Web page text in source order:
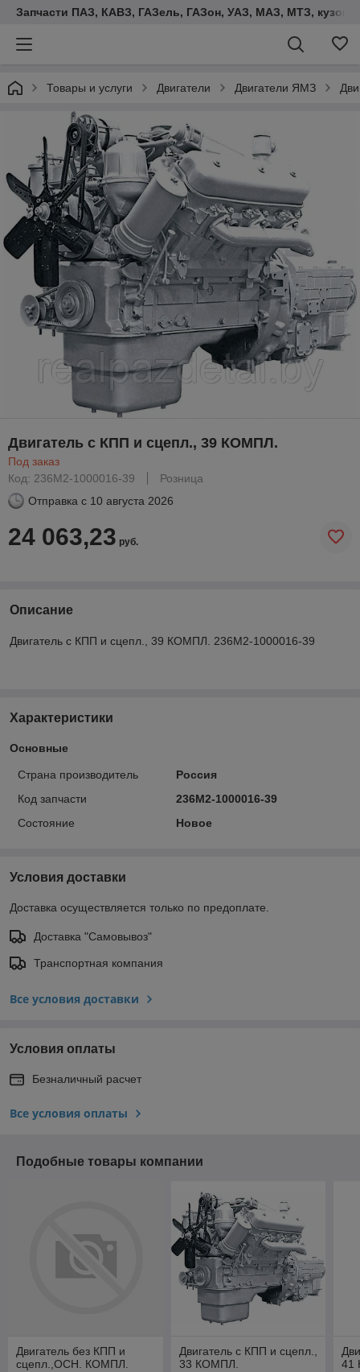
Запчасти ПАЗ, КАВЗ, ГАЗель, ГАЗон, УАЗ, МАЗ, МТЗ,
Товары и услуги Двигатели Двигатели ЯМЗ
Двигатель с КПП и сцепл., 39 КОМПЛ.
Под заказ
Код: 236М2-1000016-39
Розница
Отправка с 10 августа 2026
24 063,23 руб.
Описание
Двигатель с КПП и сцепл., 39 КОМПЛ. 236М2-1000016-39
Характеристики
Основные
Страна производитель
Россия
Код запчасти
236М2-1000016-39
Состояние
Новое
Условия доставки
Доставка осуществляется только по предоплате.
Доставка "Самовывоз"
Транспортная компания
Все условия доставки
Условия оплаты
Безналичный расчет
Все условия оплаты
Подобные товары компании
Двигатель без КПП и
сцепл.,ОСН. КОМПЛ.
Двигатель с КПП и сцепл.,
33 КОМПЛ.
41